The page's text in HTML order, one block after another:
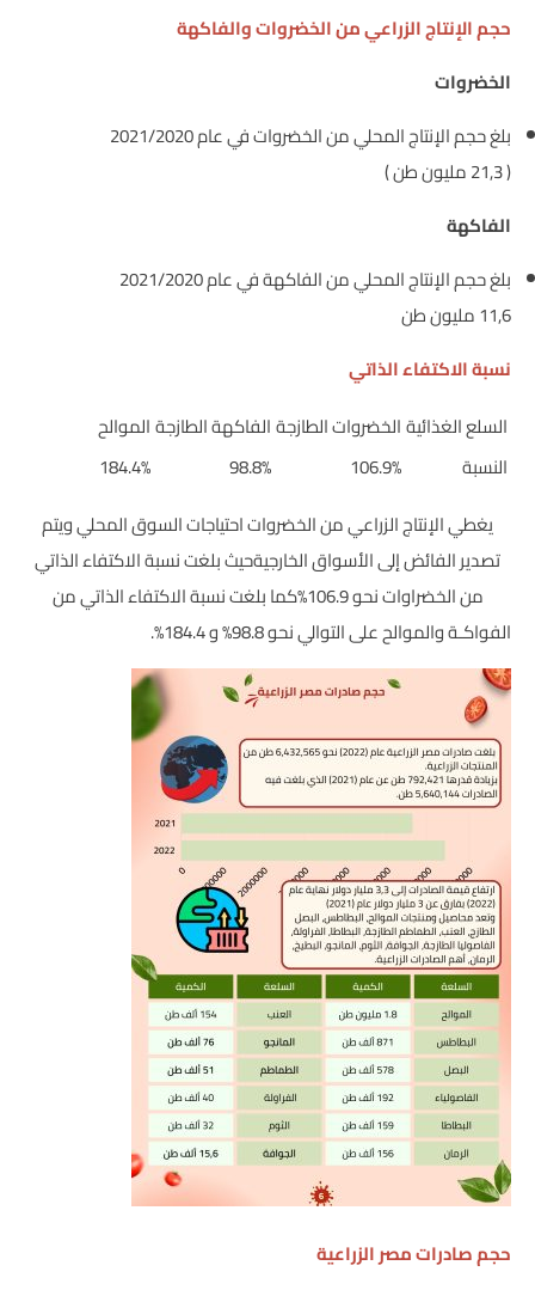
حجم الإنتاج الزراعي من الخضروات والفاكهة
الخضروات
بلغ حجم الإنتاج المحلي من الخضروات في عام 2021/2020
( 21,3 مليون طن )
الفاكهة
بلغ حجم الإنتاج المحلي من الفاكهة في عام 2021/2020
11,6 مليون طن
نسبة الاكتفاء الذاتي
السلع الغذائيةالخضروات الطازجةالفاكهة الطازجةالموالح
النسبة
106.9%
98.8%
184.4%
يغطي الإنتاج الزراعي من الخضروات احتياجات السوق المحلي ويتم
تصدير الفائض إلى الأسواق الخارجيةحيث بلغت نسبة الاكتفاء الذاتي
من الخضراوات نحو 106.9%كما بلغت نسبة الاكتفاء الذاتي من
الفواكـة والموالح على التوالي نحو 98.8% و 184.4%.
حجم صادرات مصر الزراعية